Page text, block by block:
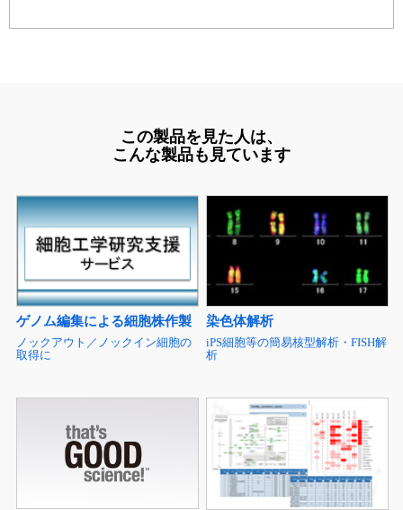
この製品を見た人は、
こんな製品も見ています
ゲノム編集による細胞株作製
ノックアウト／ノックイン細胞の
取得に
染色体解析
iPS細胞等の簡易核型解析・FISH解
析